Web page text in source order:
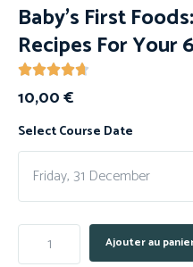
Baby’s First
Recipes For Your
10,00€
Select Course Date
Ajouter au